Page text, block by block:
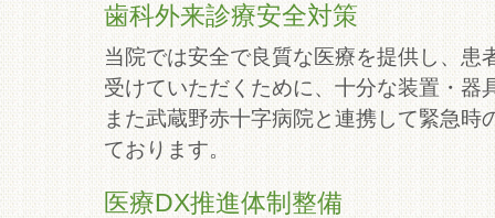
歯科外来診療安全対策
当院では安全で良質な医療を提供し、患
受けていただくために、十分な装置・器
また武蔵野赤十字病院と連携して緊急時
ております。
医療DX推進体制整備